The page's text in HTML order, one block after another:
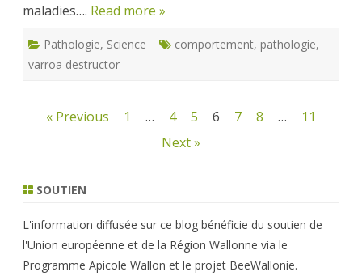
maladies…. Read more »
Pathologie, Science comportement, pathologie,
varroa destructor
Navigation
« Previous 1 … 4 5 6 7 8 …
11
Next »
SOUTIEN
L'information diffusée sur ce blog bénéficie du soutien de
l'Union européenne et de la Région Wallonne via le
Programme Apicole Wallon et le projet BeeWallonie.